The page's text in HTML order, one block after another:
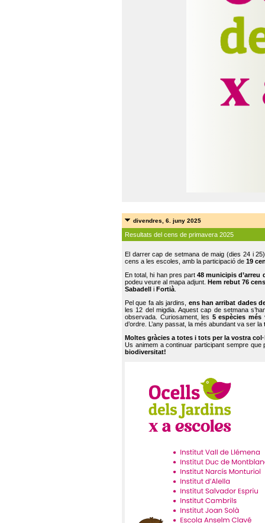
divendres, 6. juny 2025
Resultats del cens de primavera 2025
El darrer cap de setmana de maig (dies 24 i
cens a les escoles, amb la participació de 19
En total, hi han pres part48 municipis d’arreu
podeu veure al mapa adjunt. Hem rebut 76
Sabadell
i Fortià.
Pel que fa als jardins, ens han arribat dades
les 12 del migdia. Aquest cap de setmana
observada. Curiosament, les 5 espècies més
d’ordre. L’any passat, la més abundant va ser la
Moltes gràcies a totes i tots per la vostra
Us animem a continuar participant sempre que
biodiversitat!